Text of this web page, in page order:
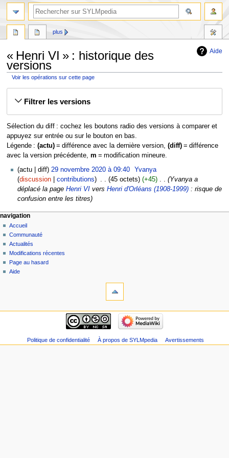
Aide
« Henri VI » : historique des
versions
Voir les opérations sur cette page
Filtrer les versions
Sélection du diff : cochez les boutons radio des versions à comparer et
appuyez sur entrée ou sur le bouton en bas.
Légende : (actu)= différence avec la dernière version, (diff)= différence
avec la version précédente, m = modification mineure.
29
novembre
2020
actu diff 29 novembre 2020 à 09:40
Yvanya
discussion
contributions 45 octets +45 ‎
Yvanya a
déplacé la page Henri VI vers Henri d'Orléans (1908-1999) : risque de
confusion entre les titres
plus
navigation
Accueil
Communauté
Actualités
Modifications récentes
Page au hasard
Aide
Politique de confidentialité À propos de SYLMpedia Avertissements